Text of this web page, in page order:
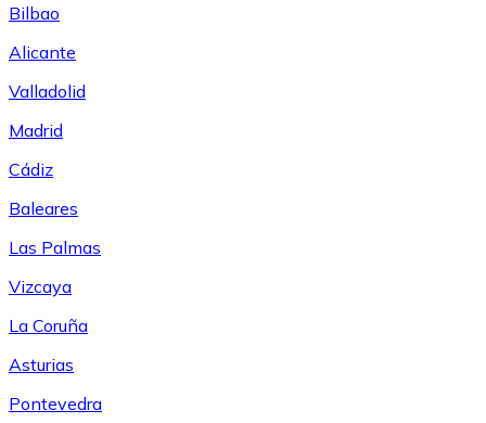
Bilbao
Alicante
Valladolid
Madrid
Cádiz
Baleares
Las Palmas
Vizcaya
La Coruña
Asturias
Pontevedra